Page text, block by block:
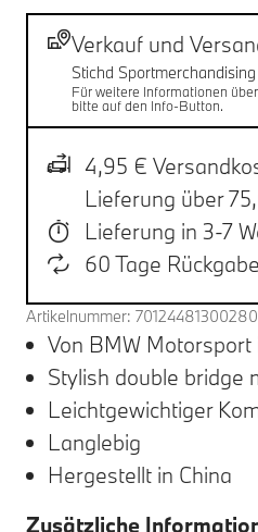
Versand
Verkauf und
Stichd Sportmerchandising
Für weitere Informationen
bitte auf den Info-Button.
4,95 €
Lieferung über
Lieferung in 3-7
60 Tage
Artikelnummer:
Von BMW
Stylish double bridge
Leichtgewichtiger
Langlebig
Hergestellt in China
Zusätzliche